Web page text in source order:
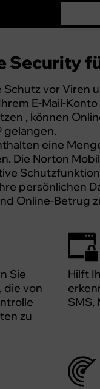
Security
vor Viren
E-Mail-
, können
gelangen.
eine
Die Norton
persönlichen
Online-Betrug
Sie
die von
zu
Hilft
SMS,